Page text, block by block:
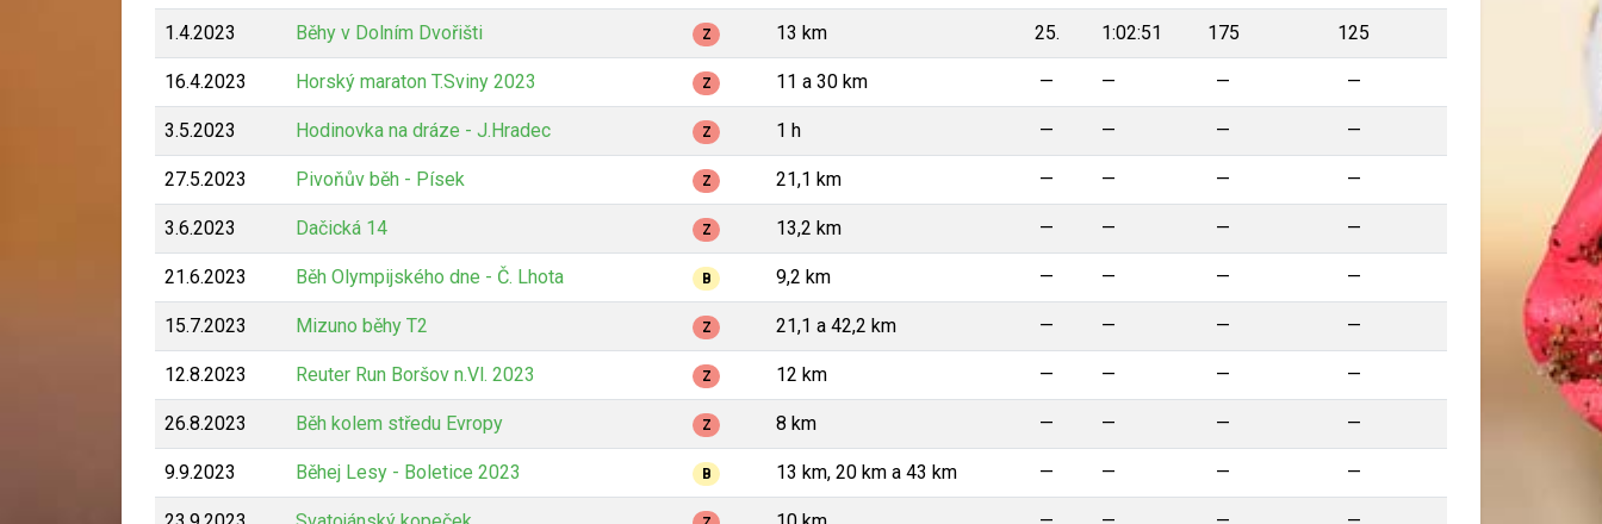
1.4.2023 Běhy v Dolním Dvořišti Z 13 km 25. 1:02:51 175 125
16.4.2023 Horský maraton T.Sviny 2023 Z 11 a 30 km — — — —
3.5.2023 Hodinovka na dráze - J.Hradec Z 1 h — — — —
27.5.2023 Pivoňův běh - Písek Z 21,1 km — — — —
3.6.2023 Dačická 14 Z 13,2 km — — — —
21.6.2023 Běh Olympijského dne - Č. Lhota B 9,2 km — — — —
15.7.2023 Mizuno běhy T2 Z 21,1 a 42,2 km — — — —
12.8.2023 Reuter Run Boršov n.Vl. 2023 Z 12 km — — — —
26.8.2023 Běh kolem středu Evropy Z 8 km — — — —
9.9.2023 Běhej Lesy - Boletice 2023 B 13 km, 20 km a 43 km — — — —